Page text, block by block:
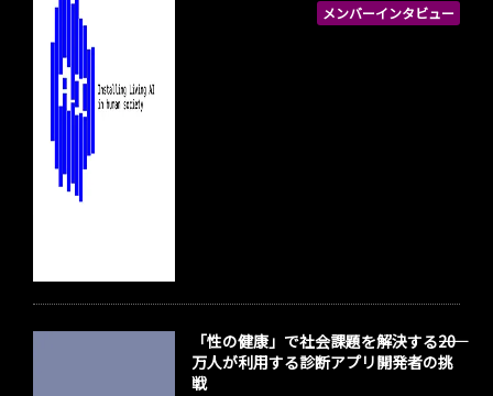
メンバーインタビュー
「性の健康」で社会課題を解決する――20
万人が利用する診断アプリ開発者の挑
戦